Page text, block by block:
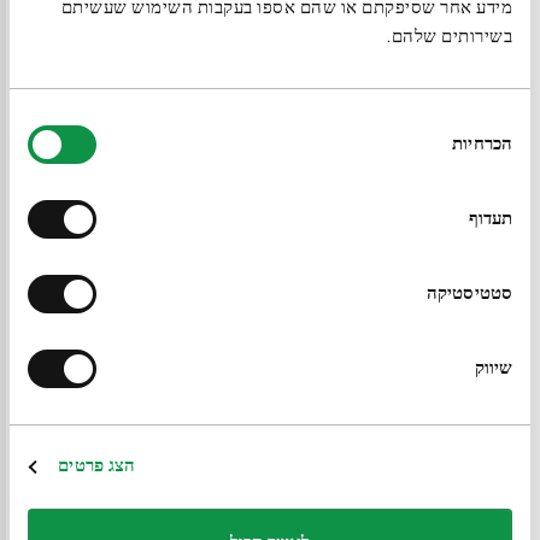
מידע אחר שסיפקתם או שהם אספו בעקבות השימוש שעשיתם
בשירותים שלהם.
הסכמה
הכרחיות
תעדוף
סטטיסטיקה
שיווק
הצג פרטים
если придет день, когда ты захочешь отказаться
которыми безрассудный мир увенчивает тех
счастливцев, что разрушили счастье людей. Помни
о земле, пропитанной слезами, взращивающей
лавры для таких венцов. Не забывай этого, когда
придет день, и ты сам пострадаешь от грубости и
насилия Амалека. Сохрани свою осанку! Сохрани
одержат победу над грубостью и насилием, а ты